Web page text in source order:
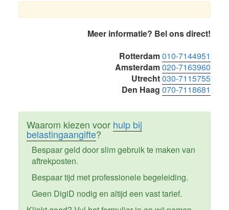
Meer informatie? Bel ons direct!
Rotterdam010-7144951
Amsterdam020-7163960
Utrecht030-7115755
Den Haag 070-7118681
Waarom kiezen voor hulp bij
belastingaangifte?
Bespaar geld door slim gebruik te maken van
aftrekposten.
Bespaar tijd met professionele begeleiding.
Geen DigiD nodig en altijd een vast tarief.